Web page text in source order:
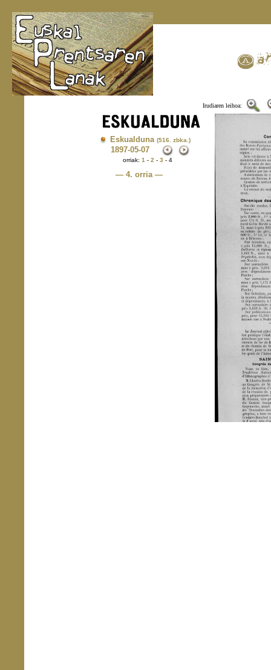
Irudiaren leihoa:
Eskualduna (516. zbka.)
1897-05-07
orriak: 1 - 2 - 3 - 4
— 4. orria —